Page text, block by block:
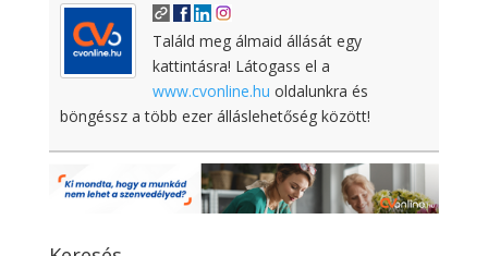
Találd meg álmaid állását egy
kattintásra! Látogass el a
www.cvonline.hu oldalunkra és
böngéssz a több ezer álláslehetőség között!